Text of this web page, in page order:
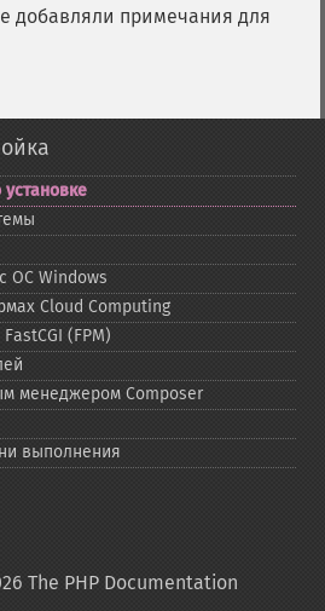
добавляли примечания для
ОС Windows
Cloud Computing
(FPM)
менеджером Composer
выполнения
The PHP Documentation